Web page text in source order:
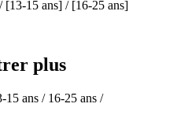
[13-15 ans] / [16-25 ans]
plus
15 ans / 16-25 ans /